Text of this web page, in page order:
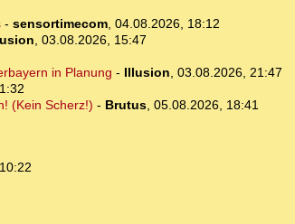
- sensortimecom, 04.08.2026, 18:12
, 03.08.2026, 15:47
in Planung - Illusion, 03.08.2026, 21:47
(Kein Scherz!) - Brutus, 05.08.2026, 18:41